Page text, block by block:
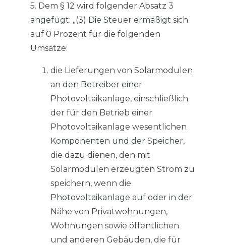
5. Dem § 12 wird folgender Absatz 3
angefügt: „(3) Die Steuer ermäßigt sich
auf 0 Prozent für die folgenden
Umsätze:
die Lieferungen von Solarmodulen
an den Betreiber einer
Photovoltaikanlage, einschließlich
der für den Betrieb einer
Photovoltaikanlage wesentlichen
Komponenten und der Speicher,
die dazu dienen, den mit
Solarmodulen erzeugten Strom zu
speichern, wenn die
Photovoltaikanlage auf oder in der
Nähe von Privatwohnungen,
Wohnungen sowie öffentlichen
und anderen Gebäuden, die für